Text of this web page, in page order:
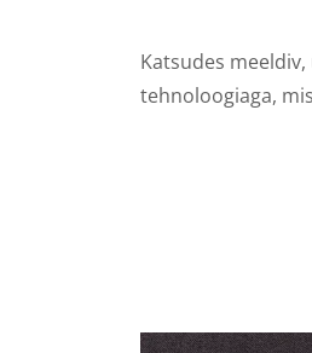
Katsudes
tehnoloogiaga,